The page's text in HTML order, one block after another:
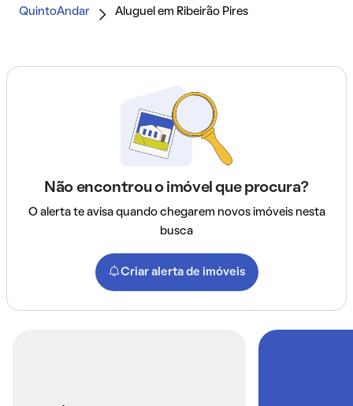
QuintoAndar Aluguel em Ribeirão Pires
Não encontrou o imóvel que procura?
O alerta te avisa quando chegarem novos imóveis nesta
busca
Criar alerta de imóveis